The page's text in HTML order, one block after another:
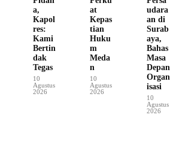
a,
Kapol
res:
Kami
Bertin
dak
Tegas
10
Agustus
2026
at
Kepas
tian
Huku
m
Meda
n
10
Agustus
2026
udara
an di
Surab
aya,
Bahas
Masa
Depan
Organ
isasi
10
Agustus
2026